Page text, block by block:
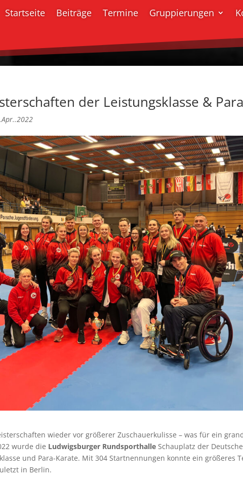
Startseite Beiträge Termine Gruppierungen
der Leistungsklasse &
wieder vor größerer Zuschauerkulisse – was für ein
wurde die Ludwigsburger Rundsporthalle Schauplatz der
und Para-Karate. Mit 304 Startnennungen konnte ein größeres
in Berlin.